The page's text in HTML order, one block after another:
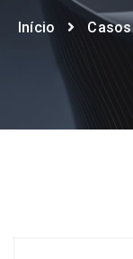
Início Casos